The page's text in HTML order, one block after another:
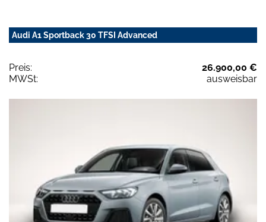
Audi A1 Sportback 30 TFSI Advanced
Preis:
26.900,00 €
MWSt:
ausweisbar